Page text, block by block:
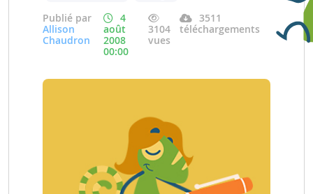
Publié par
Allison
Chaudron
4
août
2008
00:00
3104
vues
3511
téléchargements